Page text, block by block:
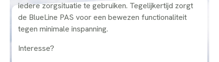
iedere zorgsituatie te gebruiken. Tegelijkertijd zorgt
de BlueLine PAS voor een bewezen functionaliteit
tegen minimale inspanning.
Interesse?